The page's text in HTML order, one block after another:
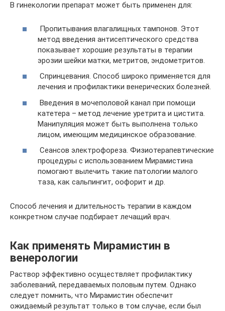
В гинекологии препарат может быть применен для:
Пропитывания влагалищных тампонов. Этот
метод введения антисептического средства
показывает хорошие результаты в терапии
эрозии шейки матки, метритов, эндометритов.
Спринцевания. Способ широко применяется для
лечения и профилактики венерических болезней.
Введения в мочеполовой канал при помощи
катетера – метод лечение уретрита и цистита.
Манипуляция может быть выполнена только
лицом, имеющим медицинское образование.
Сеансов электрофореза. Физиотерапевтические
процедуры с использованием Мирамистина
помогают вылечить такие патологии малого
таза, как сальпингит, оофорит и др.
Способ лечения и длительность терапии в каждом
конкретном случае подбирает лечащий врач.
Как применять Мирамистин в
венерологии
Раствор эффективно осуществляет профилактику
заболеваний, передаваемых половым путем. Однако
следует помнить, что Мирамистин обеспечит
ожидаемый результат только в том случае, если был